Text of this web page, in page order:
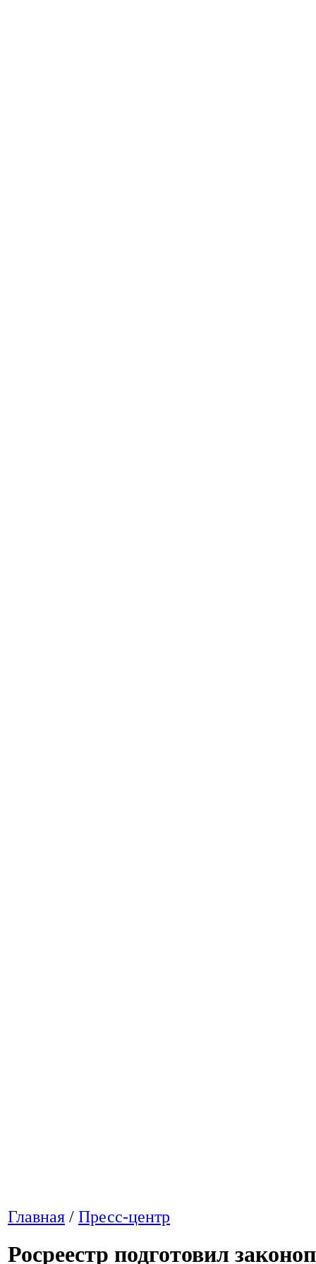
Главная / Пресс-центр
Росреестр подготовил